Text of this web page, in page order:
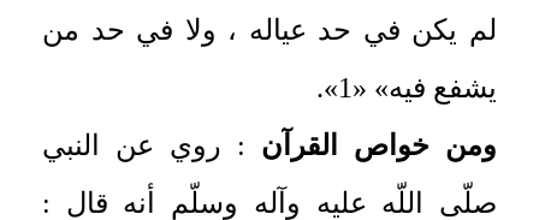
لم يكن في حد عياله ، ولا في حد من
يشفع فيه» «1».
ومن خواص القرآن : روي عن النبي
صلّى اللّه عليه وآله وسلّم أنه قال :